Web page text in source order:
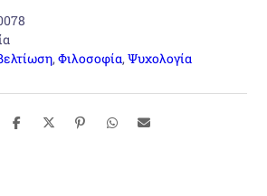
,Φιλοσοφία,Ψυχολογία